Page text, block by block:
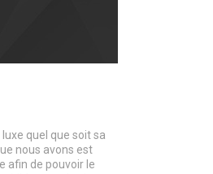
quel que soit sa
nous avons est
afin de pouvoir le